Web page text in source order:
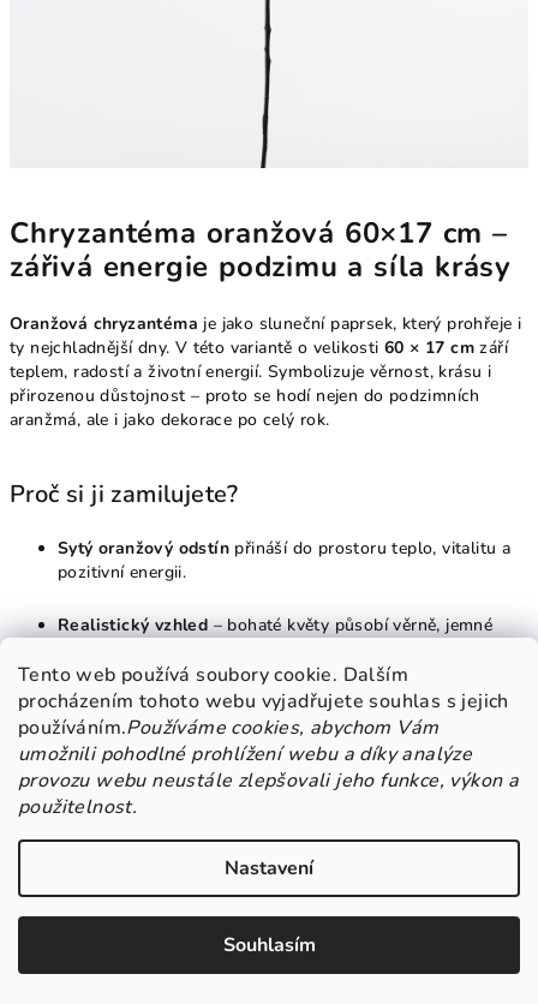
Tento web používá soubory cookie. Dalším
procházením tohoto webu vyjadřujete souhlas s jejich
používáním.Používáme cookies, abychom Vám
umožnili pohodlné prohlížení webu a díky analýze
provozu webu neustále zlepšovali jeho funkce, výkon a
použitelnost.
Nastavení
Souhlasím
Chryzantéma oranžová 60×17 cm –
zářivá energie podzimu a síla krásy
Oranžová chryzantéma je jako sluneční paprsek, který prohřeje i
ty nejchladnější dny. V této variantě o velikosti 60 × 17 cm září
teplem, radostí a životní energií. Symbolizuje věrnost, krásu i
přirozenou důstojnost – proto se hodí nejen do podzimních
aranžmá, ale i jako dekorace po celý rok.
Proč si ji zamilujete?
Sytý oranžový odstín přináší do prostoru teplo, vitalitu a
pozitivní energii.
Realistický vzhled– bohaté květy působí věrně, jemné
Rozměr 60 × 17 cm– ideální do středních i větších
dekorací, váz nebo věnců.
Bezúdržbová krása– umělá květina neuvadne, nevyžaduje
péči, a přesto zůstává stále nádherná.
– vhodná na podzimní výzdobu,
slavnostní stůl, dušičková aranžmá, ale i jako dekorace po
celý rok.
Dekorace, která má duši